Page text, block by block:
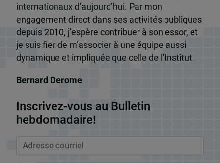
internationaux d’aujourd’hui. Par mon
engagement direct dans ses activités publiques
depuis 2010, j’espère contribuer à son essor, et
je suis fier de m’associer à une équipe aussi
dynamique et impliquée que celle de l’Institut.
Bernard Derome
Inscrivez-vous au Bulletin
hebdomadaire!